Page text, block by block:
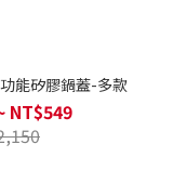
多功能矽膠鍋蓋-多款
NT$549